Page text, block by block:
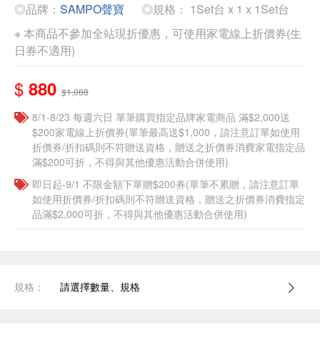
◎品牌： SAMPO聲寶
◎規格： 1Set台 x 1 x 1Set台
※ 本商品不參加全站現折優惠，可使用家電線上折價券(生
日券不適用)
$ 880 $1,088
8/1-8/23 每週六日 單筆購買指定品牌家電商品 滿$2,000送
$200家電線上折價券(單筆最高送$1,000，請注意訂單如使用
折價券/折扣碼則不符贈送資格，贈送之折價券消費家電指定品
滿$200可折，不得與其他優惠活動合併使用)
即日起-9/1 不限金額下單贈$200券(單筆不累贈，請注意訂單
如使用折價券/折扣碼則不符贈送資格，贈送之折價券消費指定
品滿$2,000可折，不得與其他優惠活動合併使用)
規格： 請選擇數量、規格